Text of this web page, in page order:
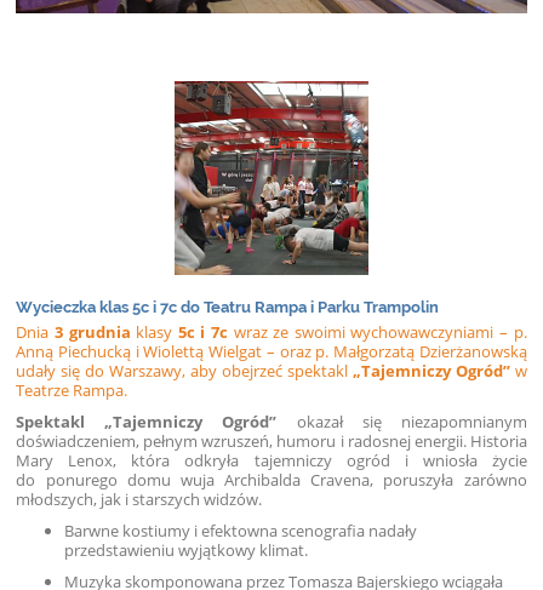
Wycieczka klas 5c i 7c do Teatru Rampa i Parku Trampolin
Dnia 3 grudnia klasy 5c i 7c wraz ze swoimi wychowawczyniami – p.
Anną Piechucką i Wiolettą Wielgat – oraz p. Małgorzatą Dzierżanowską
udały się do Warszawy, aby obejrzeć spektakl „Tajemniczy Ogród”w
Teatrze Rampa.
Spektakl „Tajemniczy Ogród” okazał się niezapomnianym
doświadczeniem, pełnym wzruszeń, humoru i radosnej energii. Historia
Mary Lenox, która odkryła tajemniczy ogród i wniosła życie
do ponurego domu wuja Archibalda Cravena, poruszyła zarówno
młodszych, jak i starszych widzów.
Barwne kostiumy i efektowna scenografia nadały
przedstawieniu wyjątkowy klimat.
Muzyka skomponowana przez Tomasza Bajerskiego wciągała